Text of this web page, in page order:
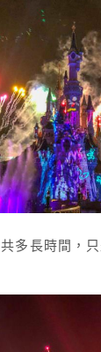
多長時間，